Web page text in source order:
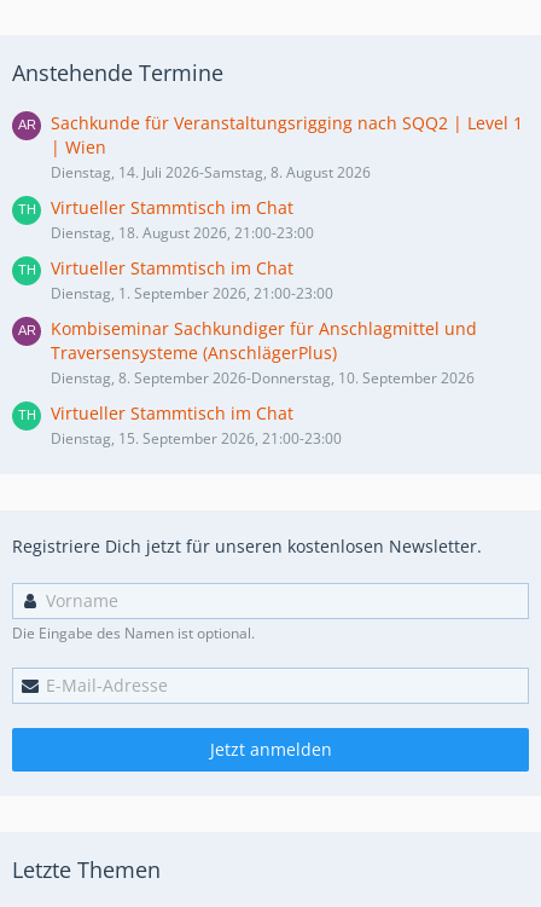
Anstehende Termine
Sachkunde für Veranstaltungsrigging nach SQQ2 | Level 1
| Wien
Dienstag, 14. Juli 2026-Samstag, 8. August 2026
Virtueller Stammtisch im Chat
Dienstag, 18. August 2026, 21:00-23:00
Virtueller Stammtisch im Chat
Dienstag, 1. September 2026, 21:00-23:00
Kombiseminar Sachkundiger für Anschlagmittel und
Traversensysteme (AnschlägerPlus)
Dienstag, 8. September 2026-Donnerstag, 10. September 2026
Virtueller Stammtisch im Chat
Dienstag, 15. September 2026, 21:00-23:00
Registriere Dich jetzt für unseren kostenlosen Newsletter.
Die Eingabe des Namen ist optional.
Jetzt anmelden
Letzte Themen